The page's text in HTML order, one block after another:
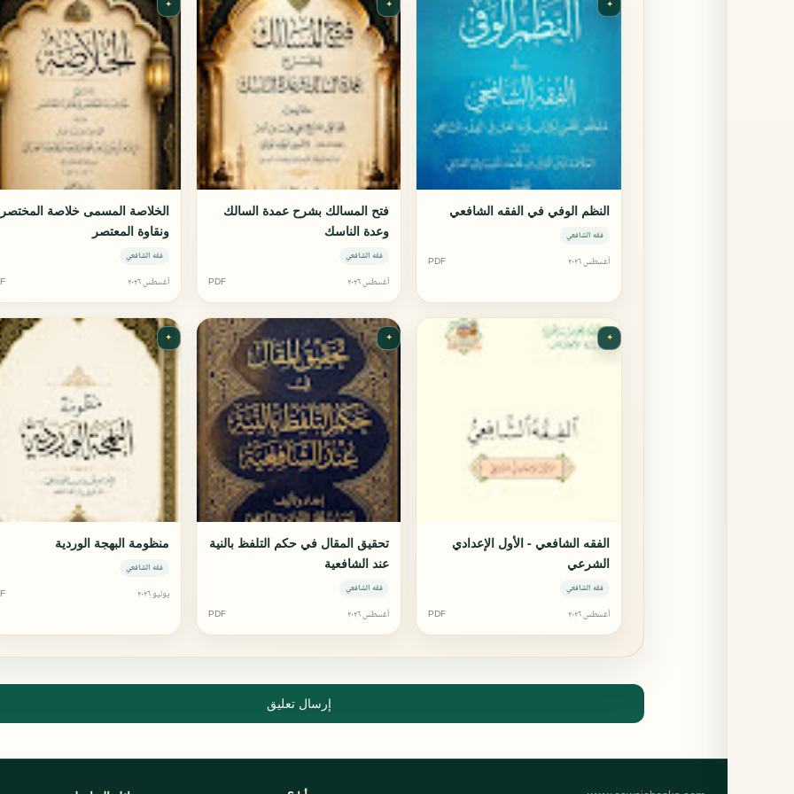
✦
النظم الوفي في الفقه الشافعي
فقه الشافعي
أغسطس ٢٠٢٦ PDF
✦
فتح المسالك بشرح عمدة السالك
وعدة الناسك
فقه الشافعي
أغسطس ٢٠٢٦ PDF
✦
الخلاصة المسمى خلاصة المختصر
ونقاوة المعتصر
فقه الشافعي
أغسطس ٢٠٢٦
✦
الفقه الشافعي - الأول الإعدادي
الشرعي
فقه الشافعي
أغسطس ٢٠٢٦ PDF
✦
تحقيق المقال في حكم التلفظ بالنية
عند الشافعية
فقه الشافعي
أغسطس ٢٠٢٦ PDF
✦
منظومة البهجة الوردية
فقه الشافعي
يوليو ٢٠٢٦
إرسال تعليق